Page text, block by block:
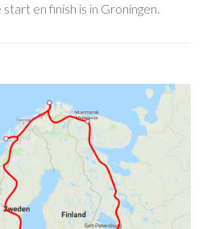
en finish is in Groningen.